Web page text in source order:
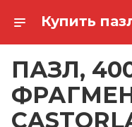
ПАЗЛ,